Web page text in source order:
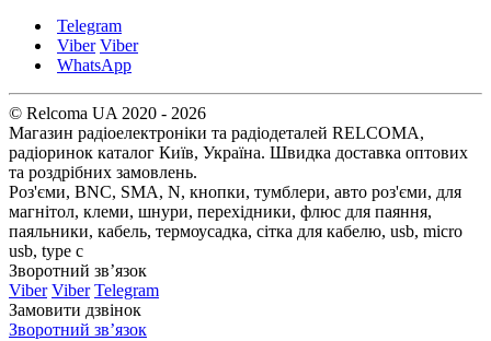
Telegram
Viber Viber
WhatsApp
© Relcoma UA 2020 - 2026
Магазин радіоелектроніки та радіодеталей RELCOMA,
радіоринок каталог Київ, Україна. Швидка доставка оптових
та роздрібних замовлень.
Роз'єми, BNC, SMA, N, кнопки, тумблери, авто роз'єми, для
магнітол, клеми, шнури, перехідники, флюс для паяння,
паяльники, кабель, термоусадка, сітка для кабелю, usb, micro
usb, type c
Зворотний зв’язок
Viber Viber Telegram
Замовити дзвінок
Зворотний зв’язок